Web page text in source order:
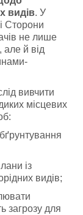
видів. У
Сторони
не лише
але й від
вивчити
місцевих
із
видів;
загрозу для